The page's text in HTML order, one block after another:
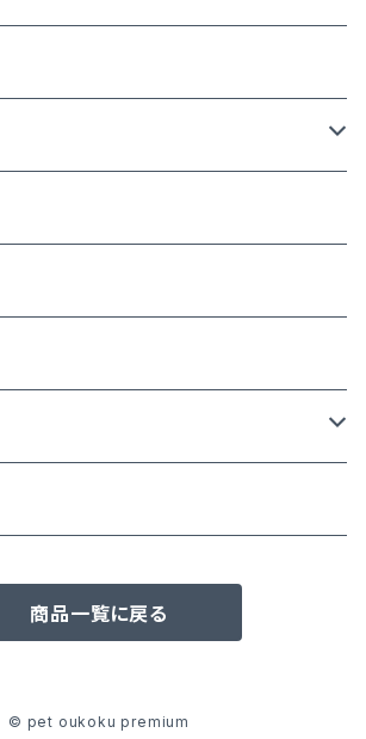
商品一覧に戻る
© pet oukoku premium